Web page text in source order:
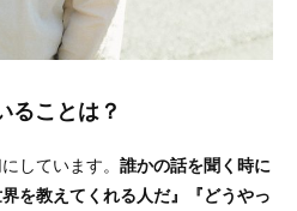
ることは？
しています。 誰かの話を聞く時に
を教えてくれる人だ』『どうやっ